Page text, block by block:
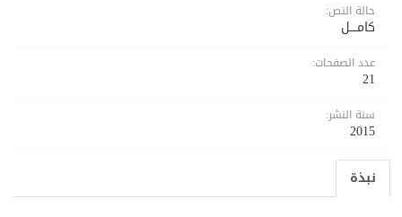
حالة النص:
كامــــل
عدد الصفحات:
21
سنة النشر:
2015
نبذة